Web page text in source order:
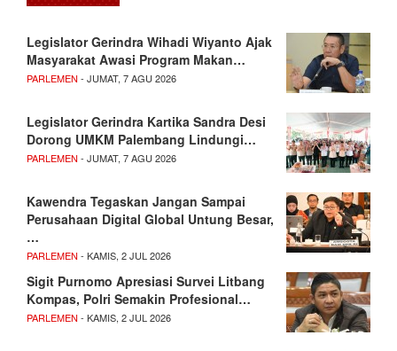
Legislator Gerindra Wihadi Wiyanto Ajak
Masyarakat Awasi Program Makan…
PARLEMEN - JUMAT, 7 AGU 2026
Legislator Gerindra Kartika Sandra Desi
Dorong UMKM Palembang Lindungi…
PARLEMEN - JUMAT, 7 AGU 2026
Kawendra Tegaskan Jangan Sampai
Perusahaan Digital Global Untung Besar,
…
PARLEMEN - KAMIS, 2 JUL 2026
Sigit Purnomo Apresiasi Survei Litbang
Kompas, Polri Semakin Profesional…
PARLEMEN - KAMIS, 2 JUL 2026